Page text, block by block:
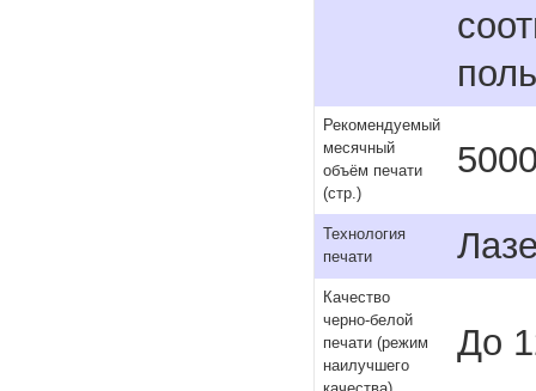
Рекомендуемый
месячный
объём печати
(стр.)
Технология
печати
Качество
черно-белой
печати (режим
наилучшего
До